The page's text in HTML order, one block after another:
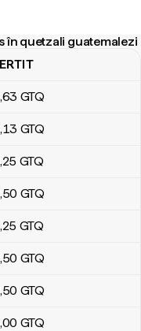
în quetzali guatemalezi
quetzali guatemalezi
,63 GTQ
,13 GTQ
,25 GTQ
,50 GTQ
,25 GTQ
,50 GTQ
,50 GTQ
,00 GTQ